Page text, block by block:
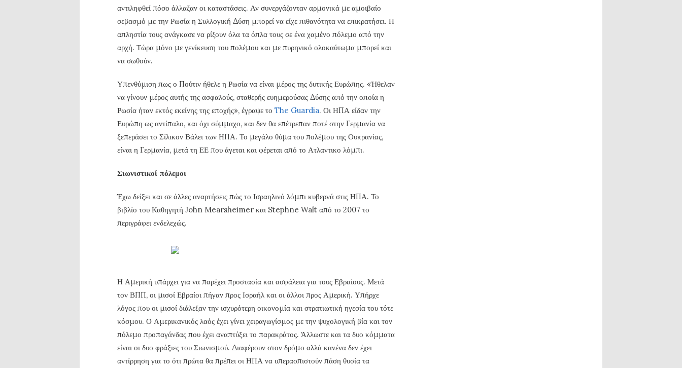
αντιληφθεί πόσο άλλαξαν οι καταστάσεις. Αν συνεργάζονταν αρμονικά με αμοιβαίο
σεβασμό με την Ρωσία η Συλλογική Δύση μπορεί να είχε πιθανότητα να επικρατήσει. Η
απληστία τους ανάγκασε να ρίξουν όλα τα όπλα τους σε ένα χαμένο πόλεμο από την
αρχή. Τώρα μόνο με γενίκευση του πολέμου και με πυρηνικό ολοκαύτωμα μπορεί και
να σωθούν.
Υπενθύμιση πως ο Πούτιν ήθελε η Ρωσία να είναι μέρος της δυτικής Ευρώπης. «Ήθελαν
να γίνουν μέρος αυτής της ασφαλούς, σταθερής ευημερούσας Δύσης από την οποία η
Ρωσία ήταν εκτός εκείνης της εποχής», έγραψε το The Guardia. Οι ΗΠΑ είδαν την
Ευρώπη ως αντίπαλο, και όχι σύμμαχο, και δεν θα επέτρεπαν ποτέ στην Γερμανία να
ξεπεράσει το Σίλικον Βάλει των ΗΠΑ. Το μεγάλο θύμα του πολέμου της Ουκρανίας,
είναι η Γερμανία, μετά τη ΕΕ που άγεται και φέρεται από το Ατλαντικο λόμπι.
Σιωνιστικοί πόλεμοι
Έχω δείξει και σε άλλες αναρτήσεις πώς το Ισραηλινό λόμπι κυβερνά στις ΗΠΑ. Το
βιβλίο του Καθηγητή John Mearsheimer και Stephne Walt από το 2007 το
περιγράφει ενδελεχώς.
Η Αμερική υπάρχει για να παρέχει προστασία και ασφάλεια για τους Εβραίους. Μετά
τον ΒΠΠ, οι μισοί Εβραίοι πήγαν προς Ισραήλ και οι άλλοι προς Αμερική. Υπήρχε
λόγος που οι μισοί διάλεξαν την ισχυρότερη οικονομία και στρατιωτική ηγεσία του τότε
κόσμου. Ο Αμερικανικός λαός έχει γίνει χειραγωγίσμος με την ψυχολογική βία και τον
πόλεμο προπαγάνδας που έχει αναπτύξει το παρακράτος. Άλλωστε και τα δυο κόμματα
είναι οι δυο φράξιες του Σιωνισμού. Διαφέρουν στον δρόμο αλλά κανένα δεν έχει
αντίρρηση για το ότι πρώτα θα πρέπει οι ΗΠΑ να υπερασπιστούν πάση θυσία τα